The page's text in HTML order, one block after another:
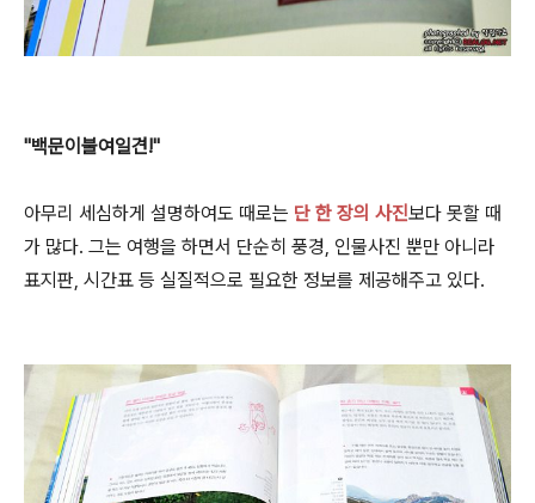
"백문이불여일견!"
아무리 세심하게 설명하여도 때로는 단 한 장의 사진보다 못할 때
가 많다. 그는 여행을 하면서 단순히 풍경, 인물사진 뿐만 아니라
표지판, 시간표 등 실질적으로 필요한 정보를 제공해주고 있다.